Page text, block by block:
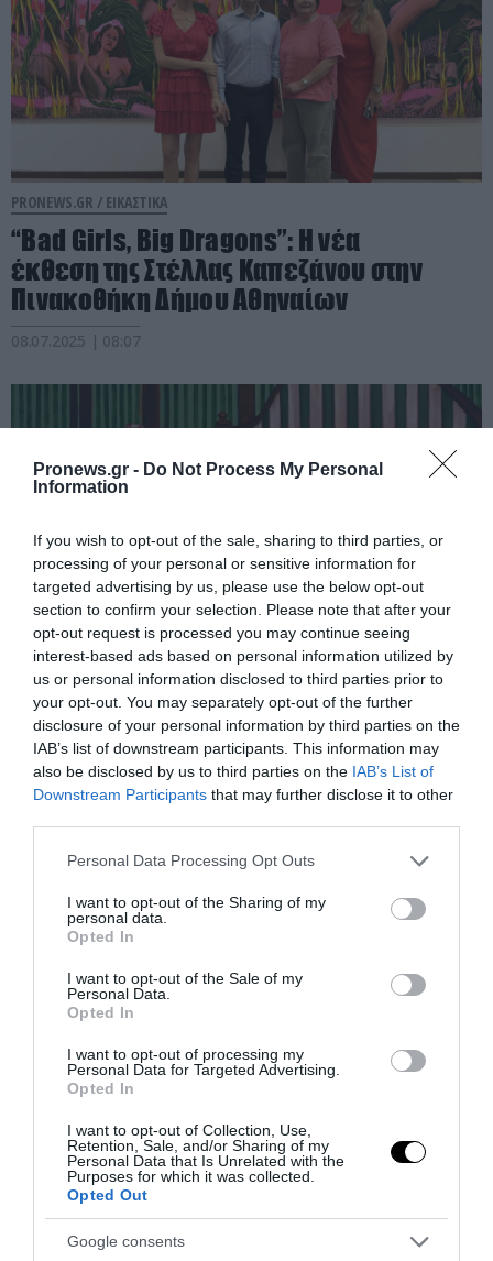
Pronews.gr - Do Not Process My Personal
Information
If you wish to opt-out of the sale, sharing to third parties, or
processing of your personal or sensitive information for
targeted advertising by us, please use the below opt-out
section to confirm your selection. Please note that after your
opt-out request is processed you may continue seeing
interest-based ads based on personal information utilized by
us or personal information disclosed to third parties prior to
your opt-out. You may separately opt-out of the further
disclosure of your personal information by third parties on the
IAB’s list of downstream participants. This information may
also be disclosed by us to third parties on the IAB’s List of
Downstream Participants that may further disclose it to other
Please note that this website/app uses one or more Google
not limited to your visit or usage behaviour. You may click to
grant or deny consent to Google and its third-party tags to
use your data for below specified purposes in below Google
consent section.
Personal Data Processing Opt Outs
I want to opt-out of the Sharing of my
personal data.
Opted In
I want to opt-out of the Sale of my
Personal Data.
Opted In
I want to opt-out of processing my
Personal Data for Targeted Advertising.
Opted In
I want to opt-out of Collection, Use,
Retention, Sale, and/or Sharing of my
Personal Data that Is Unrelated with the
Purposes for which it was collected.
Opted Out
Google consents
PRONEWS.GR / ΕΙΚΑΣΤΙΚΑ
“Bad Girls, Big Dragons”: Η νέα
έκθεση της Στέλλας Καπεζάνου στην
Πινακοθήκη Δήμου Αθηναίων
08.07.2025 | 08:07
ΕΙΚΑΣΤΙΚΑ
«Emerald Paintings» στην Γκαλερί
Σκουφά: Η εντυπωσιακή «ώριμη»
εποχή της Στέλλας Καπεζάνου σε μια
έκθεση-σταθμό
PRONEWS.GR /ΕΙΚΑΣΤΙΚΑ
Η Εθνική Πινακοθήκη επαναφέρει τα
βλάσφημα «έργα» από την έκθεση «Η